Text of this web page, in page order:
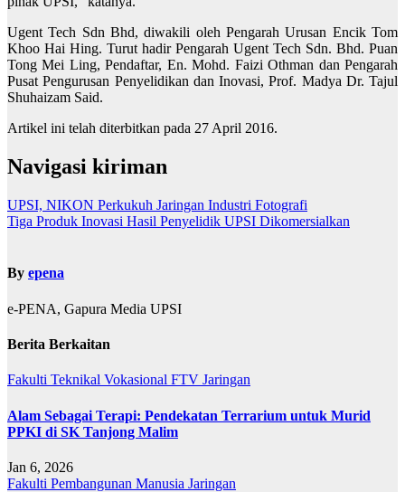
Ugent Tech Sdn Bhd, diwakili oleh Pengarah Urusan Encik Tom
Khoo Hai Hing. Turut hadir Pengarah Ugent Tech Sdn. Bhd. Puan
Tong Mei Ling, Pendaftar, En. Mohd. Faizi Othman dan Pengarah
Pusat Pengurusan Penyelidikan dan Inovasi, Prof. Madya Dr. Tajul
Shuhaizam Said.
Artikel ini telah diterbitkan pada 27 April 2016.
Navigasi kiriman
UPSI, NIKON Perkukuh Jaringan Industri Fotografi
Tiga Produk Inovasi Hasil Penyelidik UPSI Dikomersialkan
By epena
e-PENA, Gapura Media UPSI
Berita Berkaitan
Fakulti Teknikal Vokasional FTV Jaringan
Alam Sebagai Terapi: Pendekatan Terrarium untuk Murid
PPKI di SK Tanjong Malim
Jan 6, 2026
Fakulti Pembangunan Manusia Jaringan